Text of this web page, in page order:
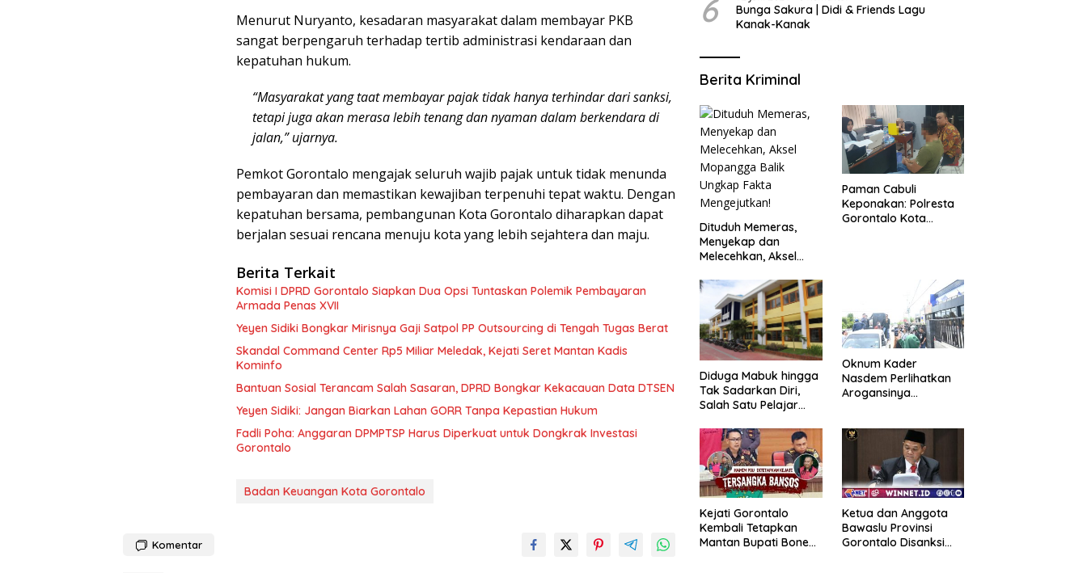
Menurut Nuryanto, kesadaran masyarakat dalam membayar PKB
sangat berpengaruh terhadap tertib administrasi kendaraan dan
kepatuhan hukum.
“Masyarakat yang taat membayar pajak tidak hanya terhindar dari sanksi,
tetapi juga akan merasa lebih tenang dan nyaman dalam berkendara di
jalan,” ujarnya.
Pemkot Gorontalo mengajak seluruh wajib pajak untuk tidak menunda
pembayaran dan memastikan kewajiban terpenuhi tepat waktu. Dengan
kepatuhan bersama, pembangunan Kota Gorontalo diharapkan dapat
berjalan sesuai rencana menuju kota yang lebih sejahtera dan maju.
Berita Terkait
Komisi I DPRD Gorontalo Siapkan Dua Opsi Tuntaskan Polemik Pembayaran
Armada Penas XVII
Yeyen Sidiki Bongkar Mirisnya Gaji Satpol PP Outsourcing di Tengah Tugas Berat
Skandal Command Center Rp5 Miliar Meledak, Kejati Seret Mantan Kadis
Kominfo
Bantuan Sosial Terancam Salah Sasaran, DPRD Bongkar Kekacauan Data DTSEN
Yeyen Sidiki: Jangan Biarkan Lahan GORR Tanpa Kepastian Hukum
Fadli Poha: Anggaran DPMPTSP Harus Diperkuat untuk Dongkrak Investasi
Gorontalo
Badan Keuangan Kota Gorontalo
Komentar
6
Bunga Sakura | Didi & Friends Lagu
Kanak-Kanak
Berita Kriminal
Dituduh Memeras,
Menyekap dan
Melecehkan, Aksel
Ungkap Fakta
Mengejutkan!
Paman Cabuli
Keponakan: Polresta
Gorontalo Kota
Diduga Mabuk hingga
Tak Sadarkan Diri,
Salah Satu Pelajar
hingga Diberikan
Benturan Fisik oleh
Beberapa Temannya
Oknum Kader
Nasdem Perlihatkan
Arogansinya
Pelecehan Profesi
Kejati Gorontalo
Kembali Tetapkan
Mantan Bupati Bone
Ketua dan Anggota
Bawaslu Provinsi
Gorontalo Disanksi